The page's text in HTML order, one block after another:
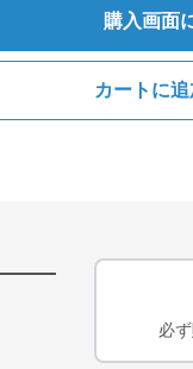
購入画面
カートに
必